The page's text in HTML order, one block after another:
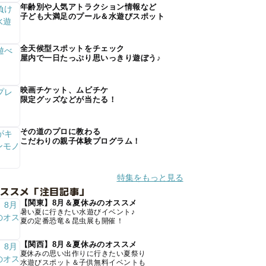
年齢別や人気アトラクション情報など
子ども大満足のプール＆水遊びスポット
全天候型スポットをチェック
屋内で一日たっぷり思いっきり遊ぼう♪
映画チケット、ムビチケ
限定グッズなどが当たる！
その道のプロに教わる
こだわりの親子体験プログラム！
特集をもっと見る
スメ「注目記事」
【関東】8月＆夏休みのオススメ
暑い夏に行きたい水遊びイベント♪
夏の定番恐竜＆昆虫展も開催！
【関西】8月＆夏休みのオススメ
夏休みの思い出作りに行きたい夏祭り
水遊びスポット＆子供無料イベントも